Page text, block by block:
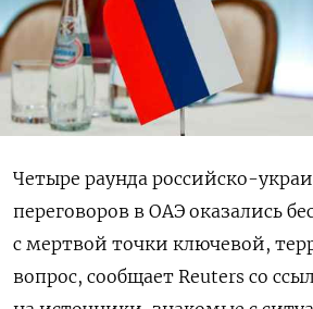
Четыре раунда российско-
переговоров в ОАЭ оказались
с мертвой точки ключевой,
вопрос, сообщает Reuters со